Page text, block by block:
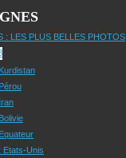
: LES PLUS BELLES PHOTOS
Etats-Unis